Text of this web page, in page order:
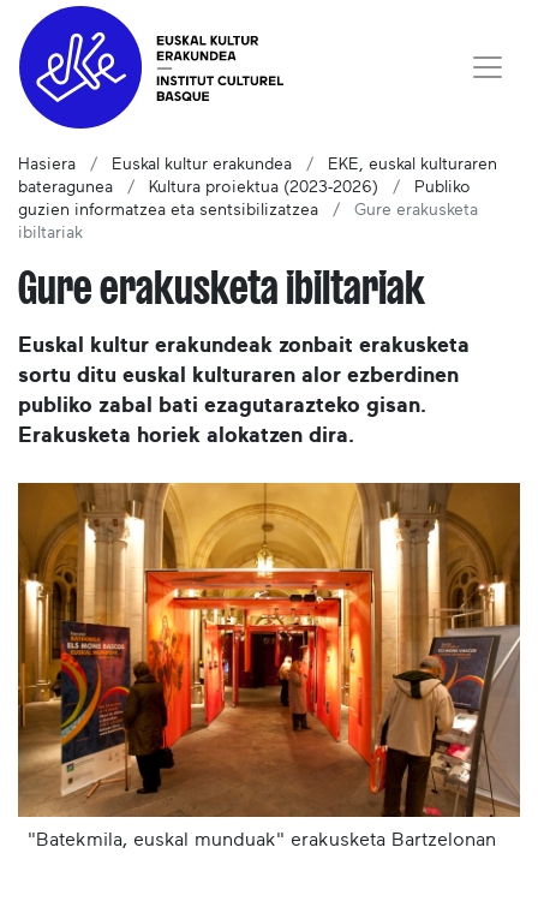
Hasiera Euskal kultur erakundea
EKE, euskal kulturaren
bateragunea
Kultura proiektua (2023-2026)
Publiko
guzien informatzea eta sentsibilizatzea
Gure erakusketa
ibiltariak
Gure erakusketa ibiltariak
Euskal kultur erakundeak zonbait erakusketa
sortu ditu euskal kulturaren alor ezberdinen
publiko zabal bati ezagutarazteko gisan.
Erakusketa horiek alokatzen dira.
"Batekmila, euskal munduak" erakusketa Bartzelonan